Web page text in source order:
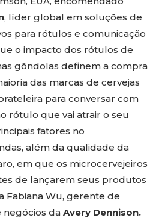
, líder global em soluções de
para rótulos e comunicação
o impacto dos rótulos de
gôndolas definem a compra
das marcas de cervejas
para conversar com
rótulo que vai atrair o seu
fatores no
além da qualidade da
em que os microcervejeiros
de lançarem seus produtos
Fabiana Wu, gerente de
da Avery Dennison.